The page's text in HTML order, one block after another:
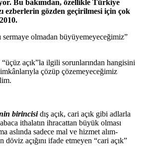
Bu bakımdan, özellikle Türkiye
ezberlerin gözden geçirilmesi için çok
sermaye olmadan büyüyemeyeceğimiz”
açık”la ilgili sorunlarından hangisini
çözüp çözemeyeceğimiz
birincisidış açık, cari açık gibi adlarla
ithalatın ihracattan büyük olması
aslında sadece mal ve hizmet alım-
döviz açığını ifade etmeyen “cari açık”